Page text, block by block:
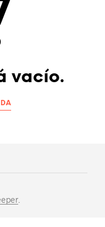
vacío.
.